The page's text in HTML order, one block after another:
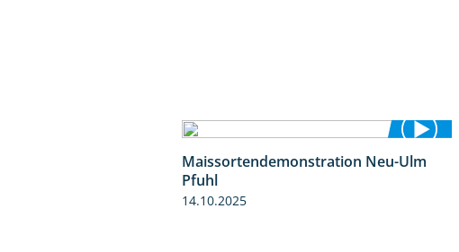
7:10
Maissortendemonstration Neu-Ulm
Pfuhl
14.10.2025